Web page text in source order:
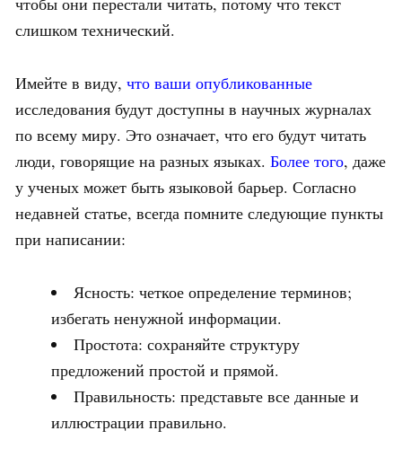
слишком технический.
Имейте в виду, что ваши опубликованные
исследования будут доступны в научных журналах
по всему миру. Это означает, что его будут читать
люди, говорящие на разных языках. Более того, даже
у ученых может быть языковой барьер. Согласно
недавней статье, всегда помните следующие пункты
при написании:
Ясность: четкое определение терминов;
избегать ненужной информации.
Простота: сохраняйте структуру
предложений простой и прямой.
Правильность: представьте все данные и
иллюстрации правильно.